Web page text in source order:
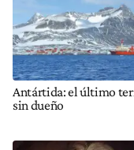
Antártida: el último
sin dueño